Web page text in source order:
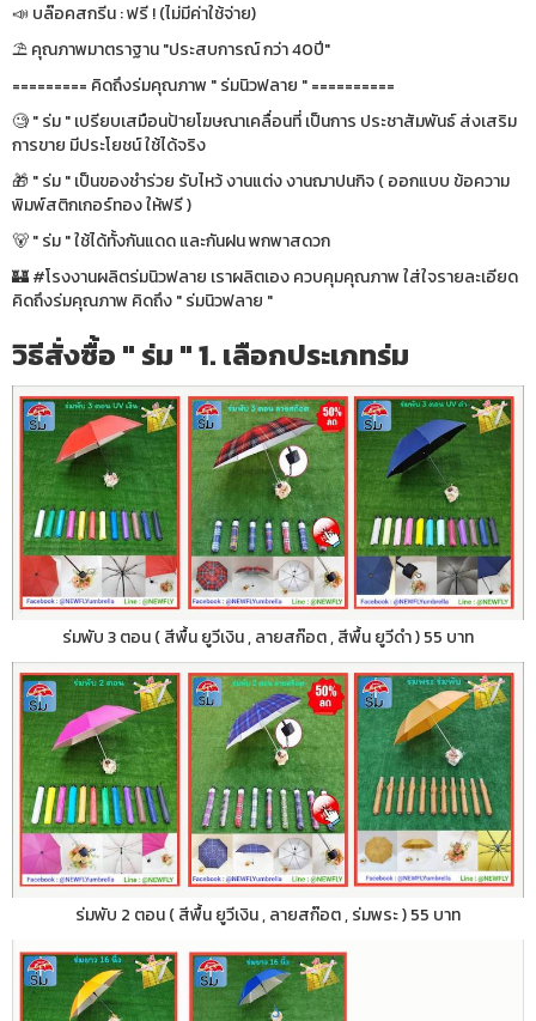
📣 บล๊อคสกรีน : ฟรี ! (ไม่มีค่าใช้จ่าย)
⛱ คุณภาพมาตราฐาน "ประสบการณ์ กว่า 40ปี"
========= คิดถึงร่มคุณภาพ " ร่มนิวฟลาย " ==========
🧐 " ร่ม " เปรียบเสมือนป้ายโฆษณาเคลื่อนที่ เป็นการ ประชาสัมพันธ์ ส่งเสริม
การขาย มีประโยชน์ ใช้ได้จริง
🎁 " ร่ม " เป็นของชำร่วย รับไหว้ งานแต่ง งานฌาปนกิจ ( ออกแบบ ข้อความ
พิมพ์สติกเกอร์ทอง ให้ฟรี )
🐻 " ร่ม " ใช้ได้ทั้งกันแดด และกันฝน พกพาสดวก
🏰 #โรงงานผลิตร่มนิวฟลาย เราผลิตเอง ควบคุมคุณภาพ ใส่ใจรายละเอียด
คิดถึงร่มคุณภาพ คิดถึง " ร่มนิวฟลาย "
วิธีสั่งซื้อ " ร่ม " 1. เลือกประเภทร่ม
ร่มพับ 3 ตอน ( สีพื้น ยูวีเงิน , ลายสก๊อต , สีพื้น ยูวีดำ ) 55 บาท
ร่มพับ 2 ตอน ( สีพื้น ยูวีเงิน , ลายสก๊อต , ร่มพระ ) 55 บาท